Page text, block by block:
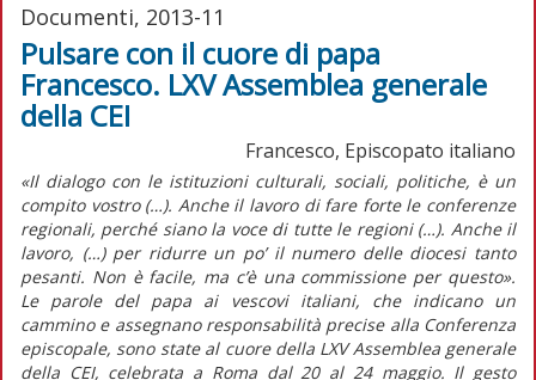
Documenti, 2013-11
Pulsare con il cuore di papa
Francesco. LXV Assemblea generale
della CEI
Francesco, Episcopato italiano
«Il dialogo con le istituzioni culturali, sociali, politiche, è un
compito vostro (…). Anche il lavoro di fare forte le conferenze
regionali, perché siano la voce di tutte le regioni (…). Anche il
lavoro, (…) per ridurre un po’ il numero delle diocesi tanto
pesanti. Non è facile, ma c’è una commissione per questo».
Le parole del papa ai vescovi italiani, che indicano un
cammino e assegnano responsabilità precise alla Conferenza
episcopale, sono state al cuore della LXV Assemblea generale
della CEI, celebrata a Roma dal 20 al 24 maggio. Il gesto